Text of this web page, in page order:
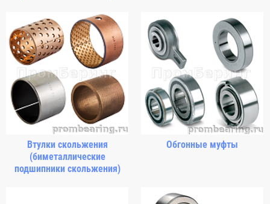
Втулки скольжения
(биметаллические
подшипники скольжения)
Обгонные муфты